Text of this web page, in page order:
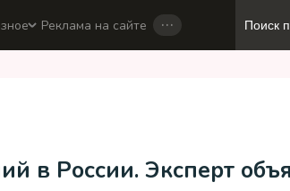
Реклама на сайте …
в России. Эксперт